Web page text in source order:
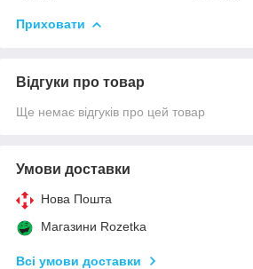
Приховати
Відгуки про товар
Ще немає відгуків про цей товар
Умови доставки
Нова Пошта
Магазини Rozetka
Всі умови доставки